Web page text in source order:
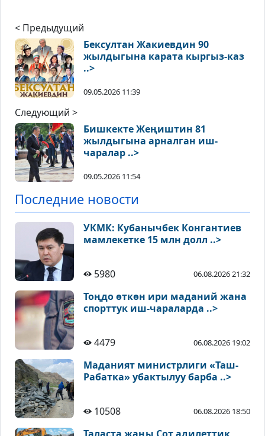
< Предыдущий
Бексултан Жакиевдин 90
жылдыгына карата кыргыз-каз
..>
09.05.2026 11:39
Следующий >
Бишкекте Жеңиштин 81
жылдыгына арналган иш-
чаралар ..>
09.05.2026 11:54
Последние новости
УКМК: Кубанычбек Конгантиев
мамлекетке 15 млн долл ..>
5980 06.08.2026 21:32
Тоңдо өткөн ири маданий жана
спорттук иш-чараларда ..>
4479 06.08.2026 19:02
Маданият министрлиги «Таш-
Рабатка» убактылуу барба ..>
10508 06.08.2026 18:50